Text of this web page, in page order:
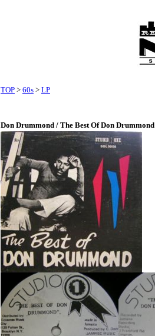
TOP > 60s > LP
Don Drummond / The Best Of Don Drummond